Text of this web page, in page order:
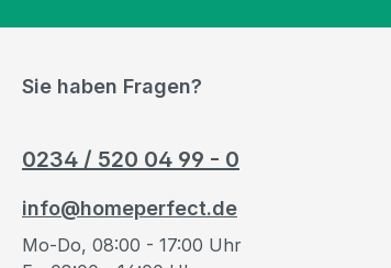
Sie haben Fragen?
0234 / 520 04 99 - 0
info@homeperfect.de
Mo-Do, 08:00 - 17:00 Uhr